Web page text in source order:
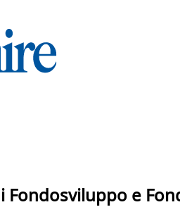
Fondosviluppo e